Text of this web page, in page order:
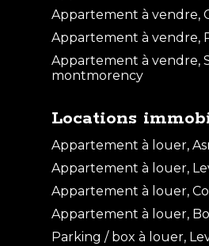
Vente
Appartement à vendre,
Appartement à vendre,
Appartement à vendre,
montmorency
Locations
Appartement à louer,
Appartement à louer,
Appartement à louer,
Appartement à louer,
Parking / box à louer,